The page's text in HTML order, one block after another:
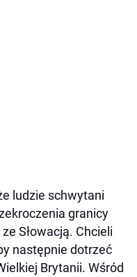
ludzie schwytani
granicy
Słowacją. Chcieli
następnie dotrzeć
Brytanii. Wśród